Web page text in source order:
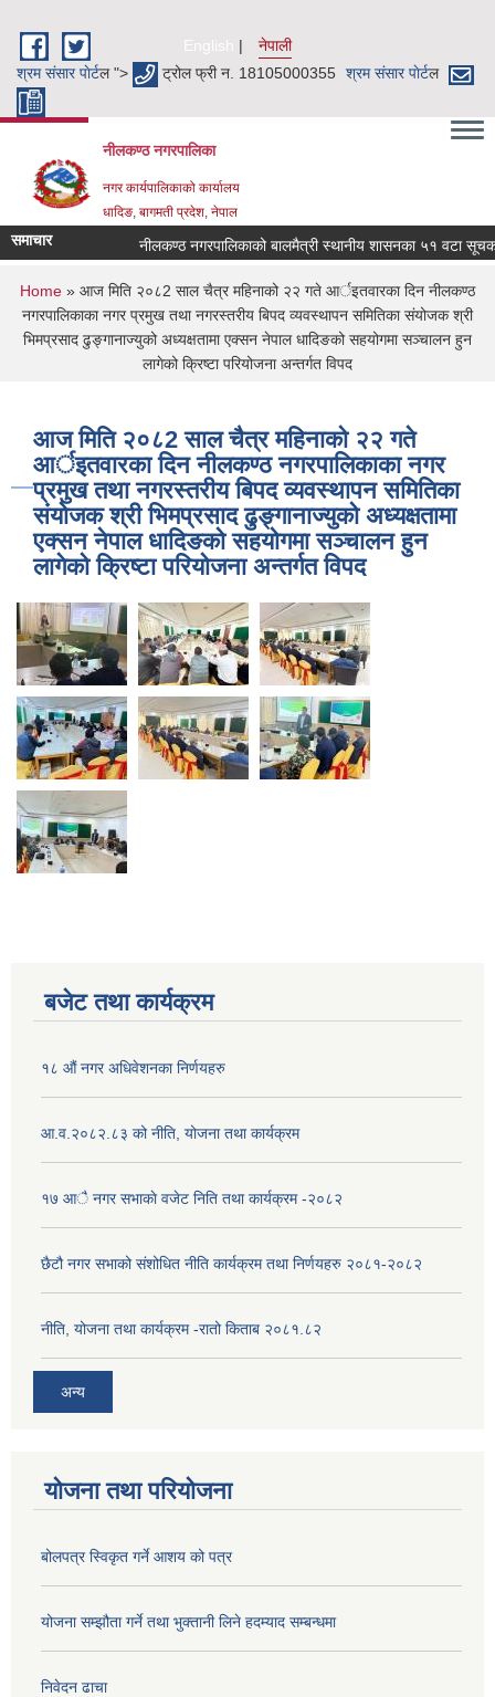
English
नेपाली
श्रम संसार पाेर्टल "> ट्रोल फ्री न. 18105000355 श्रम संसार पाेर्टल
नीलकण्ठ नगरपालिका
नगर कार्यपालिकाको कार्यालय
धादिङ, बागमती प्रदेश, नेपाल
समाचार नीलकण्ठ नगरपालिकाको बालमैत्री स्थानीय शासनका ५१ वटा
You are here
Home » आज मिति २०८2 साल चैत्र महिनाको २२ गते आर्इतवारका दिन नीलकण्ठ
नगरपालिकाका नगर प्रमुख तथा नगरस्तरीय बिपद व्यवस्थापन समितिका संयोजक श्री
भिमप्रसाद ढुङ्गानाज्युको अध्यक्षतामा एक्सन नेपाल धादिङको सहयोगमा सञ्चालन हुन
लागेको क्रिष्टा परियोजना अन्तर्गत विपद
आज मिति २०८2 साल चैत्र महिनाको २२ गते
आर्इतवारका दिन नीलकण्ठ नगरपालिकाका नगर
प्रमुख तथा नगरस्तरीय बिपद व्यवस्थापन समितिका
संयोजक श्री भिमप्रसाद ढुङ्गानाज्युको अध्यक्षतामा
एक्सन नेपाल धादिङको सहयोगमा सञ्चालन हुन
लागेको क्रिष्टा परियोजना अन्तर्गत विपद
बजेट तथा कार्यक्रम
१८ औं नगर अधिवेशनका निर्णयहरु
आ.व.२०८२.८३ को नीति, योजना तथा कार्यक्रम
१७ आै नगर सभाकाे वजेट निति तथा कार्यक्रम -२०८२
छैटौ नगर सभाको संशोधित नीति कार्यक्रम तथा निर्णयहरु २०८१-२०८२
नीति, योजना तथा कार्यक्रम -रातो किताब २०८१.८२
अन्य
योजना तथा परियोजना
बोलपत्र स्विकृत गर्ने आशय को पत्र
योजना सम्झौता गर्ने तथा भुक्तानी लिने हदम्याद सम्बन्धमा
निवेदन ढाचा